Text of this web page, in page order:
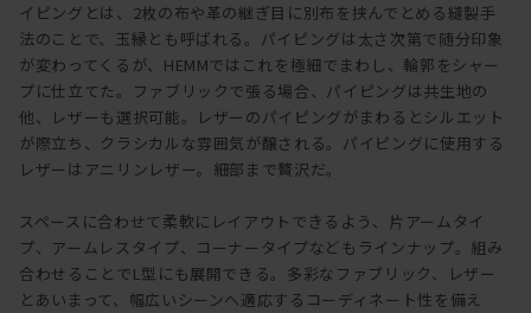
イピングとは、2枚の布や革の継ぎ目に別布を挟んでとめる縫製手
法のことで、玉縁とも呼ばれる。パイピングは太さ次第で随分印象
が変わってくるが、HEMMではこれを極細でまわし、輪郭をシャー
プに仕立てた。ファブリックで張る場合、パイピングは共生地の
他、レザーも選択可能。レザーのパイピングがまわるとシルエット
が際立ち、クラシカルな雰囲気が醸される。パイピングに使用する
レザーはアニリンレザー。細部まで贅沢だ。
スペースに合わせて柔軟にレイアウトできるよう、片アームタイ
プ、アームレスタイプ、コーナータイプなどもラインナップ。組み
合わせることでL型にも展開できる。多彩なファブリック、レザー
とあいまって、幅広いシーンへ適応するコーディネート性を備え